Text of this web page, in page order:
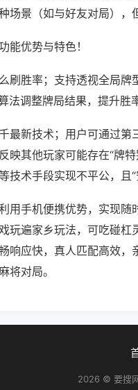
场景（如与好友对局），
能优势与特色！
刷胜率；支持透视全局
法调整牌局结果，提升胜率
最新技术；用户可通过第
映其他玩家可能存在“牌
技术手段实现不平公，且“
用手机便携优势，实现
玩遍家乡玩法，可吃碰
响应快，真人匹配高效
将对局。
2026 © 要搜